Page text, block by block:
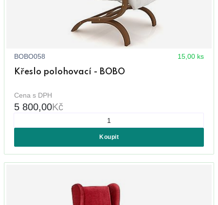
BOBO058 15,00 ks
Křeslo polohovací - BOBO
Cena s DPH
5 800,00Kč
Koupit